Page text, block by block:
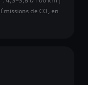
Émissions de CO₂ en